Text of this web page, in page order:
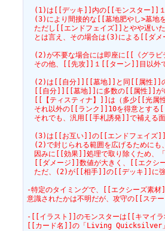
(1)は[[デッキ]]内の[[モンスター]]１
(3)により間接的な[[墓地肥やし>墓地
ただし[[エンドフェイズ]]とやや遅い
とは言え、その場合は(3)による[[ダメ
(2)が不要な場合には即座に[[《グラ
その他、[[先攻]]１[[ターン]]目以外で
(2)は[[自分]][[墓地]]と同[[属性]]
[[自分]][[墓地]]に多数の[[属性]]がい
[[【ティスティナ】]]は（多少[[光属
それ以外の[[ランク]]10を得意とする[[
それでも、汎用[[手札誘発]]で補える面
(3)は[[お互い]]の[[エンドフェイズ]]
(2)で封じられる範囲を広げるためにも
因みに[[効果]]処理で取り除くため
[[ダメージ]]数値が大きく、[[エクシ
ただ、(2)が[[相手]]の[[デッキ]]に強
-特定のタイミングで、[[エクシーズ素
意識されたかは不明だが、攻守の[[ステ
-[[イラスト]]のモンスターは[[キマイ
[[カード名]]の「Living Quicksilver」は